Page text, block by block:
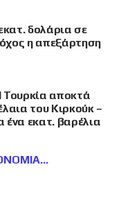
δολάρια σε
η απεξάρτηση
Τουρκία αποκτά
του Κιρκούκ –
ένα εκατ. βαρέλια